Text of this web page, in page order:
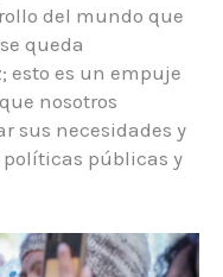
del mundo que
queda
esto es un empuje
nosotros
sus necesidades y
públicas y